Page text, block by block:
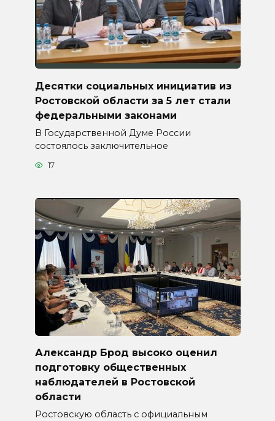
Десятки социальных инициатив из
Ростовской области за 5 лет стали
федеральными законами
В Государственной Думе России
состоялось заключительное
17
Александр Брод высоко оценил
подготовку общественных
наблюдателей в Ростовской
области
Ростовскую область с официальным